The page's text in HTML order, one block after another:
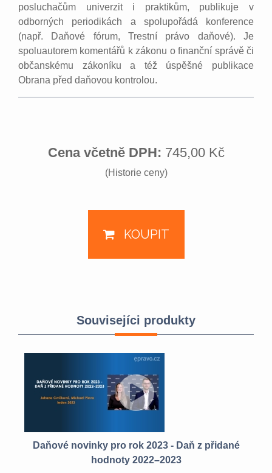
posluchačům univerzit i praktikům, publikuje v
odborných periodikách a spolupořádá konference
(např. Daňové fórum, Trestní právo daňové). Je
spoluautorem komentářů k zákonu o finanční správě či
občanskému zákoníku a též úspěšné publikace
Obrana před daňovou kontrolou.
Cena včetně DPH: 745,00 Kč
(Historie ceny)
KOUPIT
Souvisejíci produkty
Daňové novinky pro rok 2023 - Daň z přidané
hodnoty 2022–2023